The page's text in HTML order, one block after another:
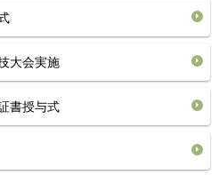
大会実施
書授与式